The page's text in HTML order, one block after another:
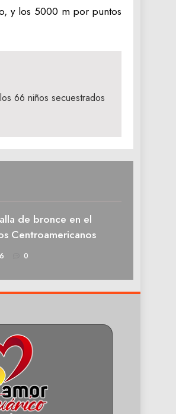
y los 5000 m por puntos
66 niños secuestrados
de bronce en el
Centroamericanos
0